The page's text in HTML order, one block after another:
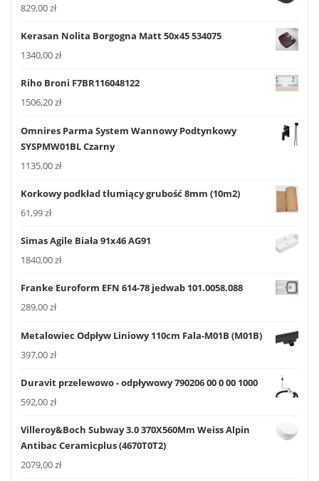
829,00zł
Kerasan Nolita Borgogna Matt 50x45 534075
1340,00zł
Riho Broni F7BR116048122
1506,20zł
Omnires Parma System Wannowy Podtynkowy
SYSPMW01BL Czarny
1135,00zł
Korkowy podkład tłumiący grubość 8mm (10m2)
61,99zł
Simas Agile Biała 91x46 AG91
1840,00zł
Franke Euroform EFN 614-78 jedwab 101.0058.088
289,00zł
Metalowiec Odpływ Liniowy 110cm Fala-M01B (M01B)
397,00zł
Duravit przelewowo - odpływowy 790206 00 0 00 1000
592,00zł
Villeroy&Boch Subway 3.0 370X560Mm Weiss Alpin
Antibac Ceramicplus (4670T0T2)
2079,00zł